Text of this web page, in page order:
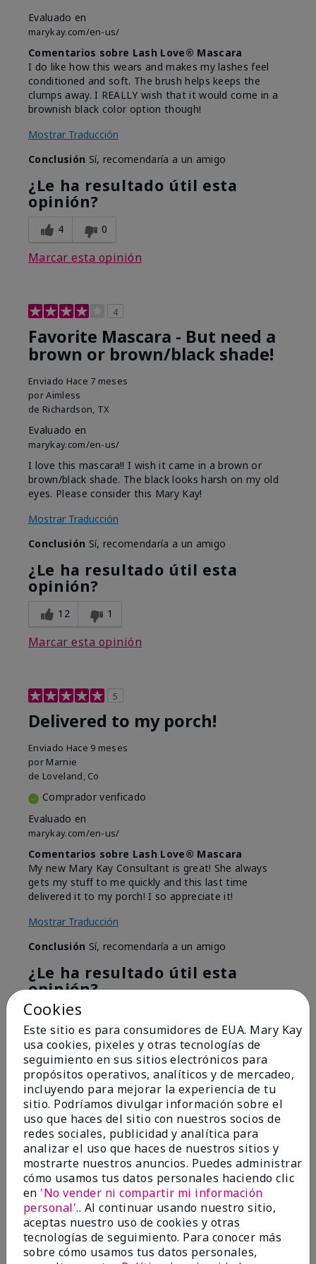
Evaluado en
marykay.com/en-us/
Comentarios sobre Lash Love® Mascara
I do like how this wears and makes my lashes feel
conditioned and soft. The brush helps keeps the
clumps away. I REALLY wish that it would come in a
brownish black color option though!
Mostrar Traducción
Conclusión Sí, recomendaría a un amigo
¿Le ha resultado útil esta
opinión?
4 0
Marcar esta opinión
4
Favorite Mascara - But need a
brown or brown/black shade!
Enviado Hace 7 meses
porAimless
de Richardson, TX
Evaluado en
marykay.com/en-us/
I love this mascara!! I wish it came in a brown or
brown/black shade. The black looks harsh on my old
eyes. Please consider this Mary Kay!
Mostrar Traducción
Conclusión Sí, recomendaría a un amigo
¿Le ha resultado útil esta
opinión?
12 1
Marcar esta opinión
5
Delivered to my porch!
Enviado Hace 9 meses
por Marnie
de Loveland, Co
Comprador verificado
Evaluado en
marykay.com/en-us/
Comentarios sobre Lash Love® Mascara
My new Mary Kay Consultant is great! She always
gets my stuff to me quickly and this last time
delivered it to my porch! I so appreciate it!
Mostrar Traducción
Conclusión Sí, recomendaría a un amigo
¿Le ha resultado útil esta
opinión?
4
Marcar esta opinión
Great Item!
EnviadoHace 9 meses
porVaNessa
deColumbia
Comprador verificado
Evaluado en
marykay.com/en-us/
Comentarios sobre Lash Love® Mascara
Cookies
Este sitio es para consumidores de EUA. Mary Kay
usa cookies, pixeles y otras tecnologías de
seguimiento en sus sitios electrónicos para
propósitos operativos, analíticos y de mercadeo,
incluyendo para mejorar la experiencia de tu
sitio. Podríamos divulgar información sobre el
uso que haces del sitio con nuestros socios de
redes sociales, publicidad y analítica para
analizar el uso que haces de nuestros sitios y
mostrarte nuestros anuncios. Puedes administrar
cómo usamos tus datos personales haciendo clic
en 'No vender ni compartir mi información
personal'.. Al continuar usando nuestro sitio,
aceptas nuestro uso de cookies y otras
tecnologías de seguimiento. Para conocer más
sobre cómo usamos tus datos personales,